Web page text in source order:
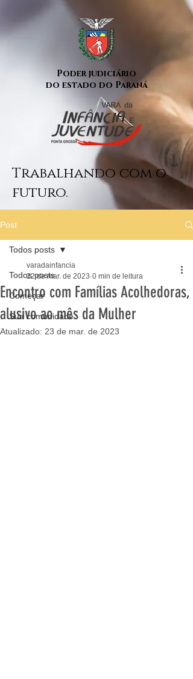
Poder judiciário
do estado do Paraná
Trabalhando com o
futuro.
Post
Todos posts
Começar
Sua comunidade
Todos posts
Encontro com Famílias Acolhedoras,
alusivo ao mês da Mulher
varadainfancia
22 de mar. de 2023 0 min de leitura
Atualizado: 23 de mar. de 2023